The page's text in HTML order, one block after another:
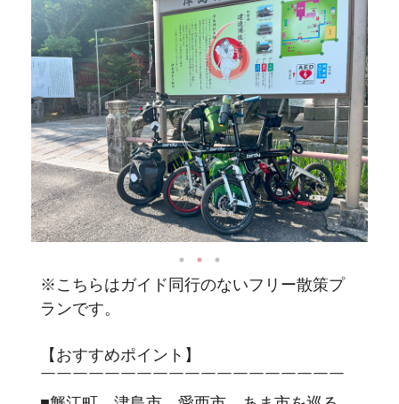
※こちらはガイド同行のないフリー散策プ
ランです。
【おすすめポイント】
￣￣￣￣￣￣￣￣￣￣￣￣￣￣￣￣￣￣￣